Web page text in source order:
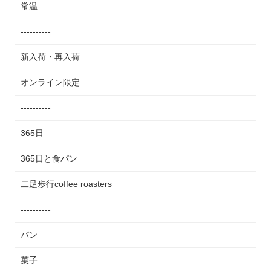
常温
----------
新入荷・再入荷
オンライン限定
----------
365日
365日と食パン
二足歩行coffee roasters
----------
パン
菓子